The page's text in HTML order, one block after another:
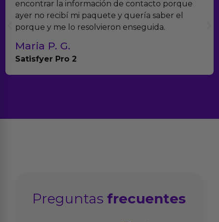
encontrar la información de contacto porque
ayer no recibí mi paquete y quería saber el
porque y me lo resolvieron enseguida.
Maria P. G.
Satisfyer Pro 2
Preguntasfrecuentes